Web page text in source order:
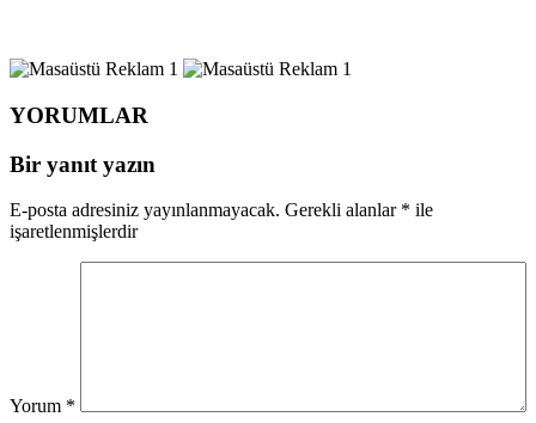
YORUMLAR
Bir yanıt yazın
E-posta adresiniz yayınlanmayacak. Gerekli alanlar * ile
işaretlenmişlerdir
Yorum *